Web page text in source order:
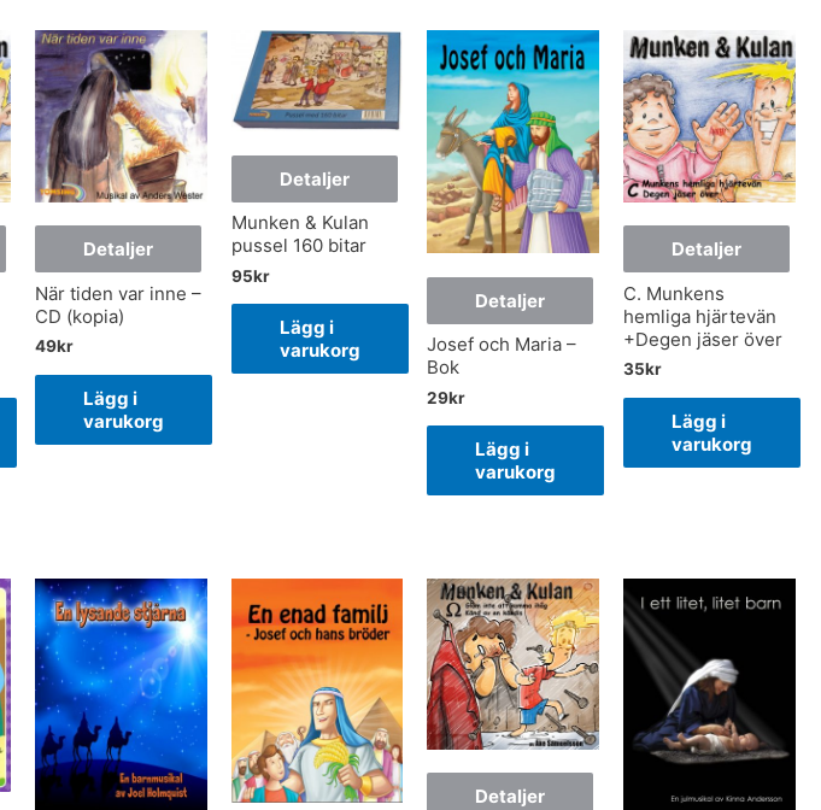
Detaljer
När tiden var inne –
CD (kopia)
49kr
Lägg i
varukorg
Detaljer
Munken & Kulan
pussel 160 bitar
95kr
Lägg i
varukorg
Detaljer
Josef och Maria –
Bok
29kr
Lägg i
varukorg
Detaljer
C. Munkens
hemliga hjärtevän
+Degen jäser över
35kr
Lägg i
varukorg
Detaljer